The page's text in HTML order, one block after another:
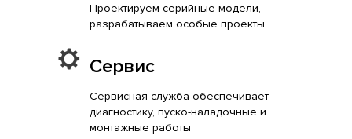
Проектируем серийные модели,
разрабатываем особые проекты
Сервис
Сервисная служба обеспечивает
диагностику, пуско-наладочные и
монтажные работы